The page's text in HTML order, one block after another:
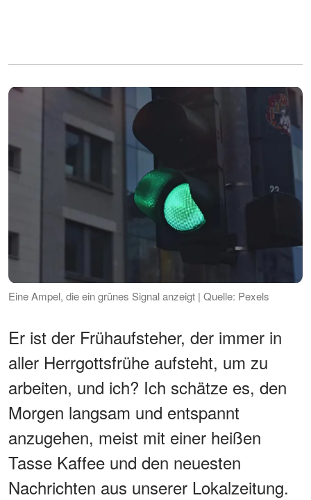
Eine Ampel, die ein grünes Signal anzeigt | Quelle: Pexels
Er ist der Frühaufsteher, der immer in
aller Herrgottsfrühe aufsteht, um zu
arbeiten, und ich? Ich schätze es, den
Morgen langsam und entspannt
anzugehen, meist mit einer heißen
Tasse Kaffee und den neuesten
Nachrichten aus unserer Lokalzeitung.